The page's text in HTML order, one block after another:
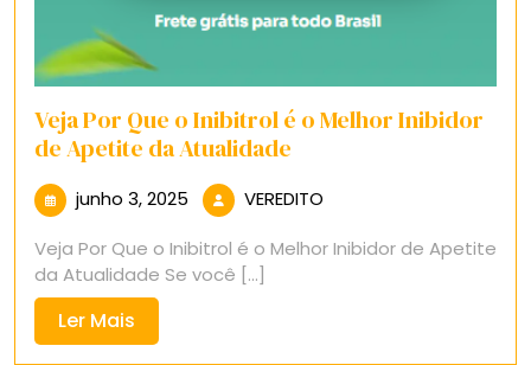
Veja Por Que o Inibitrol é o Melhor Inibidor
de Apetite da Atualidade
junho 3, 2025 junho
2025
VEREDITO
Veja Por Que o Inibitrol é o Melhor Inibidor de Apetite
da Atualidade Se você [...]
Ler Mais
Mais